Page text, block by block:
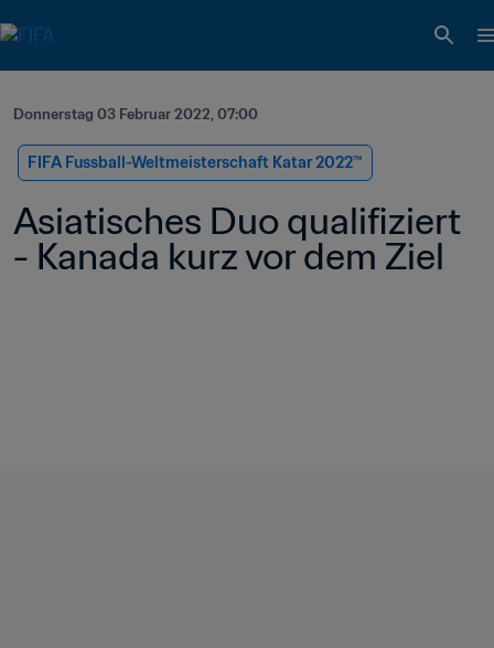
Donnerstag 03 Februar 2022, 07:00
FIFA Fussball-Weltmeisterschaft Katar 2022™
Asiatisches Duo qualifiziert
- Kanada kurz vor dem Ziel